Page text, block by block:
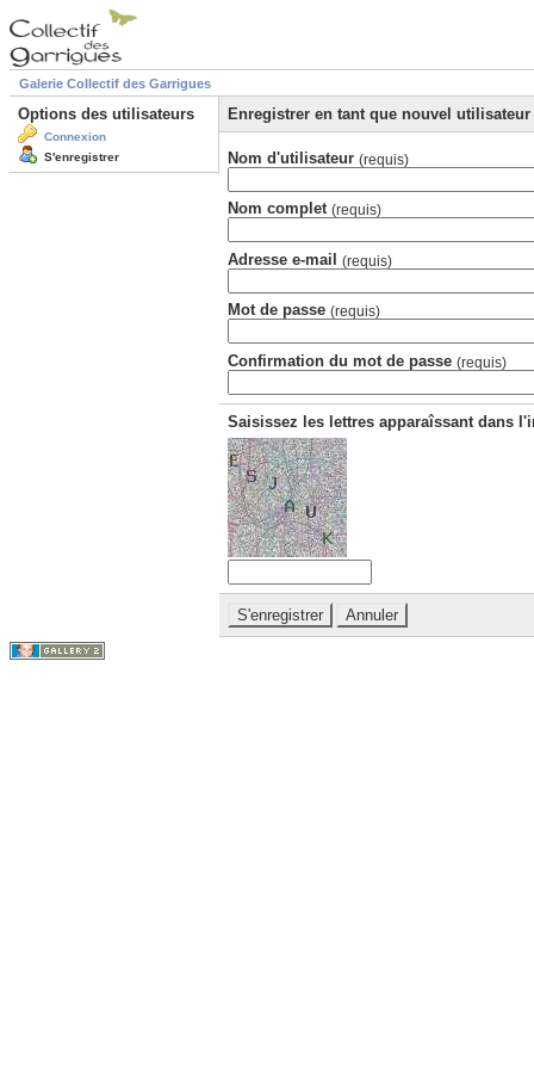
Galerie Collectif des Garrigues
Options des utilisateurs
Connexion
S'enregistrer
Enregistrer en tant que nouvel utilisateur
Nom d'utilisateur (requis)
Nom complet (requis)
Adresse e-mail (requis)
Mot de passe (requis)
Confirmation du mot de passe (requis)
Saisissez les lettres apparaîssant dans